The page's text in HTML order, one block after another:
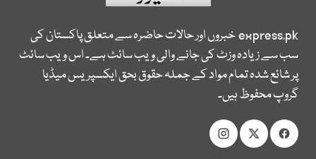
express.pkخبروں اور حالات حاضرہ سے متعلق پاکستان کی
سب سے زیادہ وزٹ کی جانے والی ویب سائٹ ہے۔ اس ویب سائٹ
پر شائع شدہ تمام مواد کے جملہ حقوق بحق ایکسپریس میڈیا
گروپ محفوظ ہیں۔